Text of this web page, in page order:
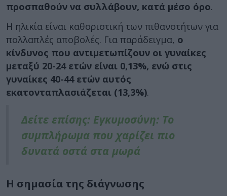
προσπαθούν να συλλάβουν, κατά μέσο όρο.
Η ηλικία είναι καθοριστική των πιθανοτήτων για
πολλαπλές αποβολές. Για παράδειγμα, ο
κίνδυνος που αντιμετωπίζουν οι γυναίκες
μεταξύ 20-24 ετών είναι 0,13%, ενώ στις
γυναίκες 40-44 ετών αυτός
εκατονταπλασιάζεται (13,3%).
Δείτε επίσης: Εγκυμοσύνη: Το
συμπλήρωμα που χαρίζει πιο
δυνατά οστά στα μωρά
Η σημασία της διάγνωσης